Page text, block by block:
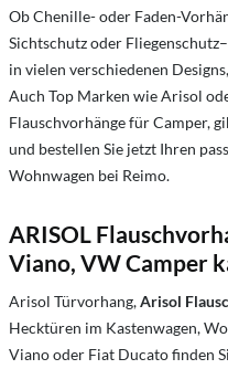
Ob Chenille- oder Faden-
Sichtschutz oder
in vielen verschiedenen
Auch Top Marken wie Arisol
Flauschvorhänge für Camper,
und bestellen Sie jetzt Ihren
Wohnwagen bei Reimo.
ARISOL
Viano, VW Camper
Arisol Türvorhang,Arisol
Hecktüren im Kastenwagen,
Viano oder Fiat Ducato finden